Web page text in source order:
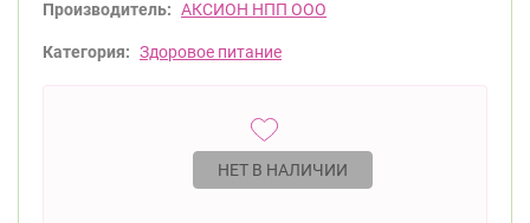
Производитель: АКСИОН НПП ООО
Категория: Здоровое питание
НЕТ В НАЛИЧИИ